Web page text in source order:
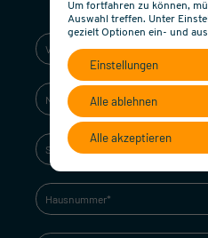
Um fortfahren zu können,
Auswahl treffen. Unter
gezielt Optionen ein- und
Einstellungen
Alle ablehnen
Alle akzeptieren